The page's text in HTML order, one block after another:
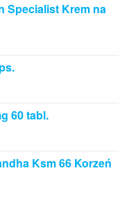
Specialist Krem na
60 tabl.
Ksm 66 Korzeń